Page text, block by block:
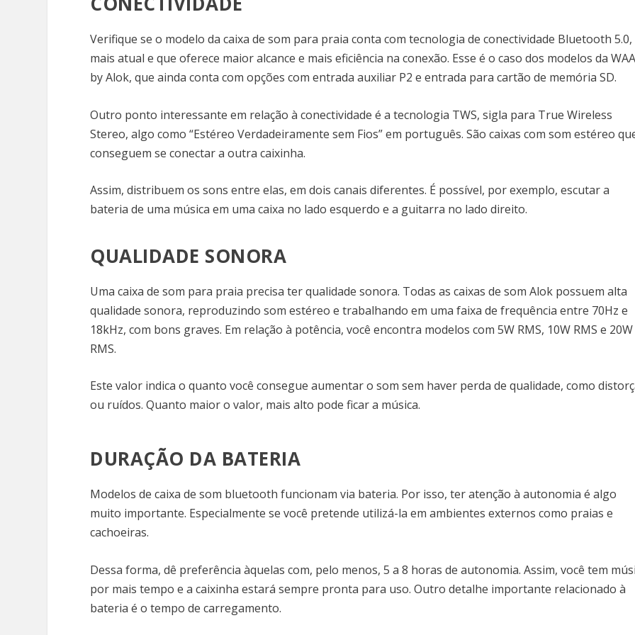
Verifique se o modelo da caixa de som para praia conta com tecnologia de conectividade Bluetooth 5.0,
mais atual e que oferece maior alcance e mais eficiência na conexão. Esse é o caso dos modelos da
by Alok, que ainda conta com opções com entrada auxiliar P2 e entrada para cartão de memória SD.
Outro ponto interessante em relação à conectividade é a tecnologia TWS, sigla para True Wireless
Stereo, algo como “Estéreo Verdadeiramente sem Fios” em português. São caixas com som estéreo
conseguem se conectar a outra caixinha.
Assim, distribuem os sons entre elas, em dois canais diferentes. É possível, por exemplo, escutar a
bateria de uma música em uma caixa no lado esquerdo e a guitarra no lado direito.
QUALIDADE SONORA
Uma caixa de som para praia precisa ter qualidade sonora. Todas as caixas de som Alok possuem alta
qualidade sonora, reproduzindo som estéreo e trabalhando em uma faixa de frequência entre 70Hz e
18kHz, com bons graves. Em relação à potência, você encontra modelos com 5W RMS, 10W RMS e 20W
RMS.
Este valor indica o quanto você consegue aumentar o som sem haver perda de qualidade, como
ou ruídos. Quanto maior o valor, mais alto pode ficar a música.
DURAÇÃO DA BATERIA
Modelos de caixa de som bluetooth funcionam via bateria. Por isso, ter atenção à autonomia é algo
muito importante. Especialmente se você pretende utilizá-la em ambientes externos como praias e
cachoeiras.
Dessa forma, dê preferência àquelas com, pelo menos, 5 a 8 horas de autonomia. Assim, você tem
por mais tempo e a caixinha estará sempre pronta para uso. Outro detalhe importante relacionado à
bateria é o tempo de carregamento.